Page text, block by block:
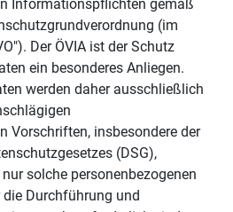
Informationspflichten gemäß
(im
Der ÖVIA ist der Schutz
ein besonderes Anliegen.
werden daher ausschließlich
Vorschriften, insbesondere der
(DSG),
solche personenbezogenen
Durchführung und